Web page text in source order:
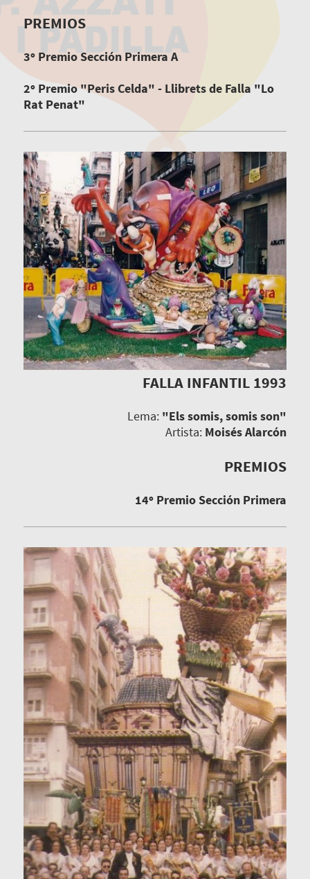
PREMIOS
3º Premio Sección Primera A
2º Premio "Peris Celda" - Llibrets de Falla "Lo
Rat Penat"
FALLA INFANTIL 1993
Lema: "Els somis, somis son"
Artista: Moisés Alarcón
PREMIOS
14º Premio Sección Primera